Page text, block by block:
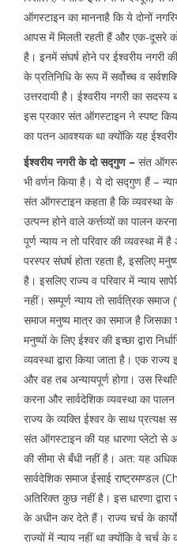
ऑगस्टाइन का माननाहै कि ये दोनों
आपस में मिलती रहती हैं और एक-दूसरे
है। इनमें संघर्ष होने पर ईश्वरीय नगरी
के प्रतिनिधि के रूप में सर्वोच्च व
उत्तरदायी है। ईश्वरीय नगरी का
इस प्रकार संत ऑगस्टाइन ने स्पष्ट
का पतन आवश्यक था क्योंकि यह ईश्वरीय
ईश्वरीय नगरी के दो सद्गुण – संत
भी वर्णन किया है। ये दो सद्गुण हैं –
संत ऑगस्टाइन कहता है कि
उत्पन्न होने वाले कर्त्तव्यों का पालन
पूर्ण न्याय न तो परिवार की व्यवस्था में
परस्पर संघर्ष होता रहता है, इसलिए
है। इसलिए राज्य व परिवार में न्याय
नहीं। सम्पूर्ण न्याय तो सार्वत्रिक समाज
समाज मनुष्य मात्र का समाज है
मनुष्यों के लिए ईश्वर की इच्छा द्वारा
व्यवस्था द्वारा किया जाता है। एक
और वह तब अन्यायपूर्ण होगा। उस स्थिति
करना और सार्वदेशिक व्यवस्था का
राज्य के व्यक्ति ईश्वर के साथ प्रत्यक्ष
संत ऑगस्टाइन की यह धारणा प्लेटो
की सीमा से बँधी नहीं है। अत: यह
सार्वदेशिक समाज ईसाई
अतिरिक्त कुछ नहीं है। इस धारणा
के अधीन कर देते हैं। राज्य चर्च के
राज्यों में न्याय नहीं था क्योंकि वे चर्च